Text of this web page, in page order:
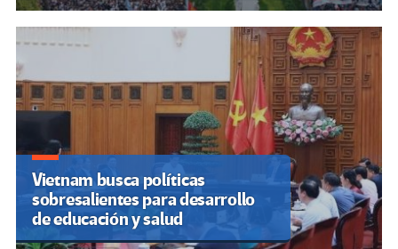
Vietnam busca políticas
sobresalientes para desarrollo
de educación y salud